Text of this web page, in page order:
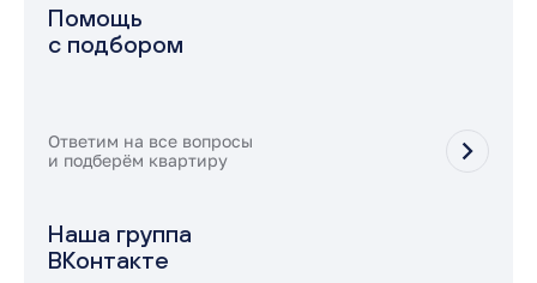
Помощь
с подбором
Ответим на все вопросы
и подберём квартиру
Наша группа
ВКонтакте